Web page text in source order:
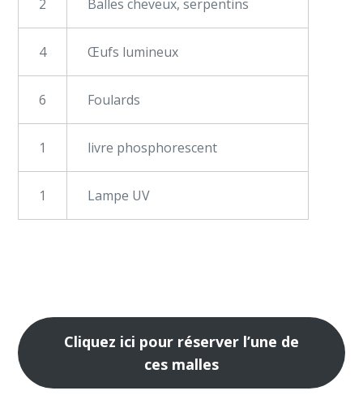
2 Balles cheveux, serpentins
4 Œufs lumineux
6 Foulards
1 livre phosphorescent
1 Lampe UV
Cliquez ici pour réserver l’une de
ces malles